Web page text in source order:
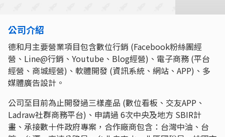
公司介紹
德和月主要營業項目包含數位行銷 (Facebook粉絲團經
營、Line@行銷、Youtube、Blog經營)、電子商務 (平台
經營、商城經營)、軟體開發 (資訊系統、網站、APP)、多
媒體廣告設計。
公司至目前為止開發過三樣產品 (數位看板、交友APP、
Ladraw社群商務平台)、申請過 6次中央及地方 SBIR計
畫、承接數十件政府專案，合作廠商包含：台灣中油、台